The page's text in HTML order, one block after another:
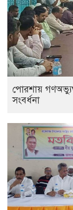
পোরশায়
সংবর্ধনা